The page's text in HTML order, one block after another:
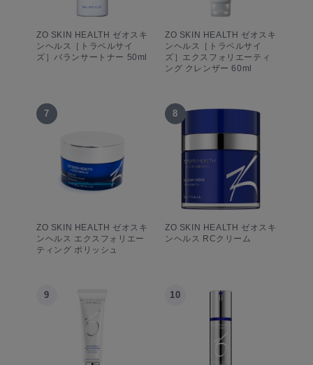
ZO SKIN HEALTH ゼオスキ
ンヘルス［トラベルサイ
ズ］バランサートナー 50ml
ZO SKIN HEALTH ゼオスキ
ンヘルス［トラベルサイ
ズ］エクスフォリエーティ
ング クレンザー 60ml
7
ZO SKIN HEALTH ゼオスキ
ンヘルス エクスフォリエー
ティング ポリッシュ
8
ZO SKIN HEALTH ゼオスキ
ンヘルス RCクリーム
9 10